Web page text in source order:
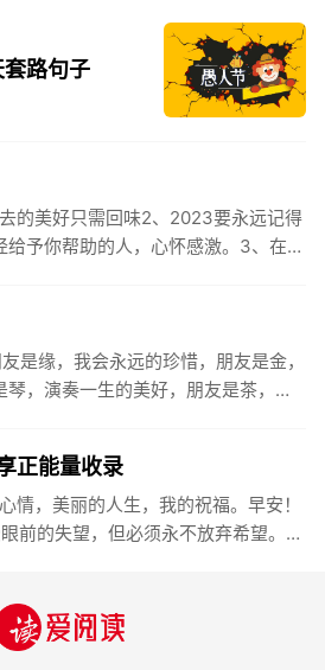
路句子
的美好只需回味2、2023要永远记得
予你帮助的人，心怀感激。3、在苦
是缘，我会永远的珍惜，朋友是金，
，演奏一生的美好，朋友是茶，品
正能量收录
情，美丽的人生，我的祝福。早安！
前的失望，但必须永不放弃希望。早